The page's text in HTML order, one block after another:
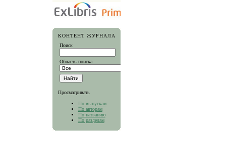
КОНТЕНТ ЖУРНАЛА
Поиск
Область поиска
Просматривать
По выпускам
По авторам
По названию
По разделам